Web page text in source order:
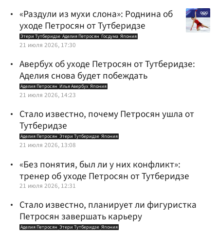
«Раздули из мухи слона»: Роднина об
уходе Петросян от Тутберидзе
Этери Тутберидзе Аделия Петросян Госдума Япония
21 июля 2026, 17:30
Авербух об уходе Петросян от Тутберидзе:
Аделия снова будет побеждать
Аделия Петросян Илья Авербух Япония
21 июля 2026, 14:23
Стало известно, почему Петросян ушла от
Тутберидзе
Аделия Петросян Этери Тутберидзе Япония
21 июля 2026, 13:08
«Без понятия, был ли у них конфликт»:
тренер об уходе Петросян от Тутберидзе
21 июля 2026, 12:31
Стало известно, планирует ли фигуристка
Петросян завершать карьеру
Аделия Петросян Этери Тутберидзе Япония